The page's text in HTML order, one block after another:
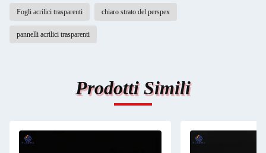
Fogli acrilici trasparenti chiaro strato del perspex
pannelli acrilici trasparenti
Prodotti Simili